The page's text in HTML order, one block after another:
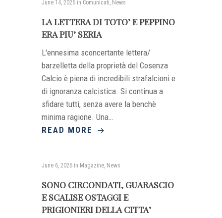
June 14, 2026 in Comunicati, News
LA LETTERA DI TOTO’ E PEPPINO
ERA PIU’ SERIA
L'ennesima sconcertante lettera/
barzelletta della proprietà del Cosenza
Calcio è piena di incredibili strafalcioni e
di ignoranza calcistica. Si continua a
sfidare tutti, senza avere la benchè
minima ragione. Una…
READ MORE
June 6, 2026 in Magazine, News
SONO CIRCONDATI, GUARASCIO
E SCALISE OSTAGGI E
PRIGIONIERI DELLA CITTA’